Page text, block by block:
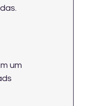
.
um